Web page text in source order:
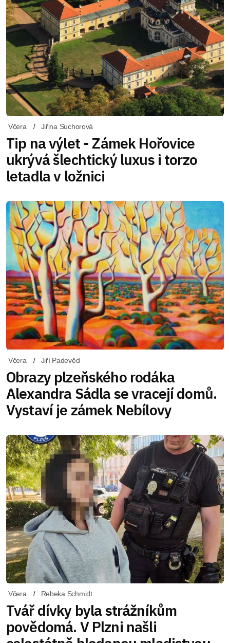
Včera Jiřina Suchorová
Tip na výlet - Zámek Hořovice
ukrývá šlechtický luxus i torzo
letadla v ložnici
Včera Jiří Padevěd
Obrazy plzeňského rodáka
Alexandra Sádla se vracejí domů.
Vystaví je zámek Nebílovy
Včera Rebeka Schmidt
Tvář dívky byla strážníkům
povědomá. V Plzni našli